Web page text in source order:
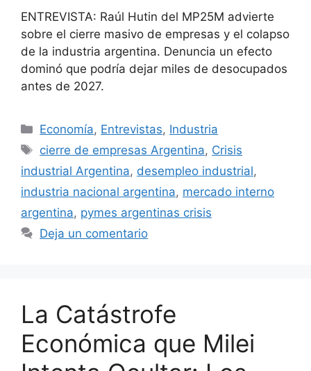
ENTREVISTA: Raúl Hutin del MP25M advierte
sobre el cierre masivo de empresas y el colapso
de la industria argentina. Denuncia un efecto
dominó que podría dejar miles de desocupados
antes de 2027.
Economía, Entrevistas, Industria
cierre de empresas Argentina, Crisis
industrial Argentina, desempleo industrial,
industria nacional argentina, mercado interno
argentina, pymes argentinas crisis
Deja un comentario
La Catástrofe
Económica que Milei